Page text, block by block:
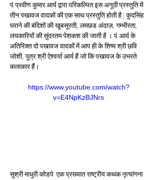
पं.प्रवीण कुमार आर्य द्वारा परिकल्पित इस अनूठी प्रस्तुति में
तीन पखावज वादकों की एक साथ प्रस्तुति होती है | कुदसिंह
घराने की बंदिशों की खूबसूरती, लमछड अंदाज़, गम्भीरता,
लयकारियों की सुंदरतम पेशकश की जाती है । पं.आर्य के
अतिरिक्त दो पखावज वादकों में आप ही के शिष्य श्री छवि
जोशी, पुत्र श्री ऐश्वर्या आर्य हैं जो कि पखावज के उभरते
कलाकार हैं।
https://www.youtube.com/watch?
v=E4NpKzBJNrs
सुश्री माधुरी कोडपे  एक प्रख्यात राष्ट्रीय कथक नृत्यांगना